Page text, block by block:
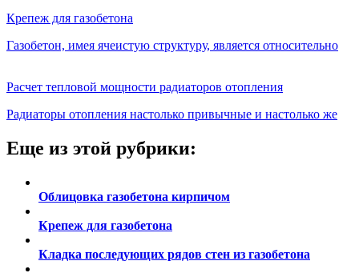
Крепеж для газобетона
Газобетон, имея ячеистую структуру, является относительно
Расчет тепловой мощности радиаторов отопления
Радиаторы отопления настолько привычные и настолько же
Еще из этой рубрики:
Облицовка газобетона кирпичом
Крепеж для газобетона
Кладка последующих рядов стен из газобетона